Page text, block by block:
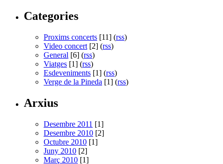
Categories
Proxims concerts [11] (rss)
Video concert [2] (rss)
General [6] (rss)
Viatges [1] (rss)
Esdeveniments [1] (rss)
Verge de la Pineda [1] (rss)
Arxius
Desembre 2011 [1]
Desembre 2010 [2]
Octubre 2010 [1]
Juny 2010 [2]
Març 2010 [1]